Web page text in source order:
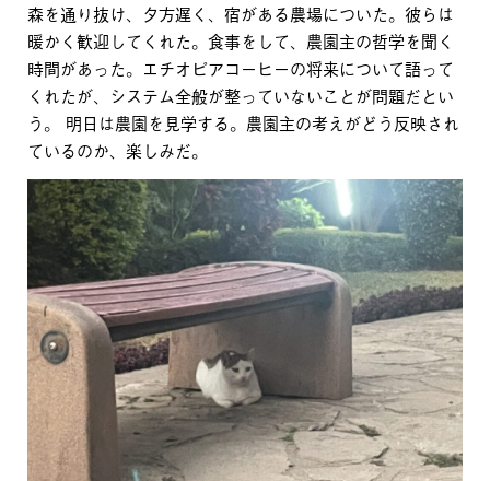
森を通り抜け、夕方遅く、宿がある農場についた。彼らは
暖かく歓迎してくれた。食事をして、農園主の哲学を聞く
時間があった。エチオピアコーヒーの将来について語って
くれたが、システム全般が整っていないことが問題だとい
う。 明日は農園を見学する。農園主の考えがどう反映され
ているのか、楽しみだ。